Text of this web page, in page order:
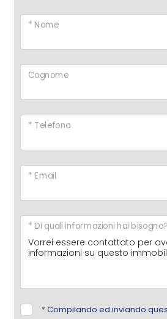
* Nome
Cognome
* Telefono
* Email
* Di quali informazioni hai bisogno?
*Compilando ed inviando